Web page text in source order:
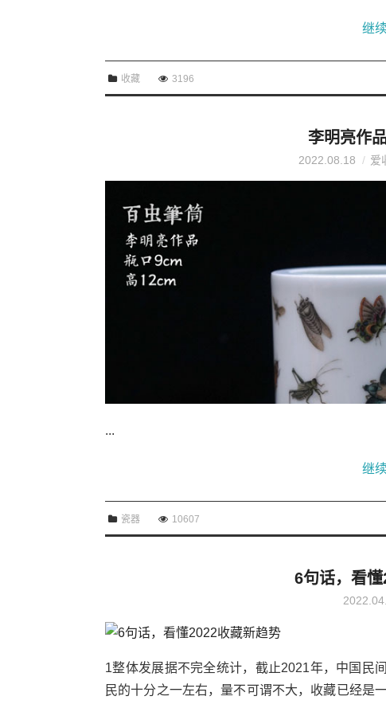
继
收藏 3196
李明亮作
2022.08.18 爱
...
继
瓷器 10607
6句话，看
1整体发展据不完全统计，截止2021年，中国民
民的十分之一左右，量不可谓不大，收藏已经是